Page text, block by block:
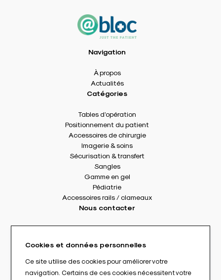
Navigation
À propos
Actualités
Catégories
Tables d’opération
Positionnement du patient
Accessoires de chirurgie
Imagerie & soins
Sécurisation & transfert
Sangles
Gamme en gel
Pédiatrie
Accessoires rails / clameaux
Nous contacter
8 rue Des Frères Montgolfier
Tél. : +33(0) 2 41 17 49 49
Fax : +33(0) 2 72 22 11 43
E-mail : info@abloc.eu
Cookies et données personnelles
Ce site utilise des cookies pour améliorer votre
navigation. Certains de ces cookies nécessitent votre